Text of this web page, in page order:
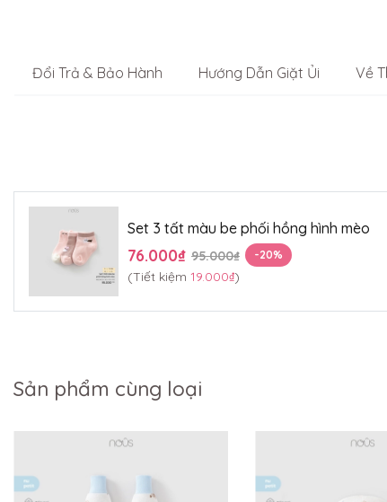
Đổi Trả & Bảo Hành Hướng Dẫn Giặt Ủi Về
Set 3 tất màu be phối hồng hình mèo
76.000₫ 95.000₫ -20%
(Tiết kiệm 19.000₫)
Sản phẩm cùng loại